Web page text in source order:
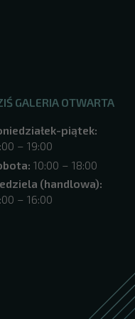
projektanta i
Dobieramy
Państwa czas.
była stale
GALERIA OTWARTA
piątek:
– 19:00
10:00 – 18:00
(handlowa):
– 16:00